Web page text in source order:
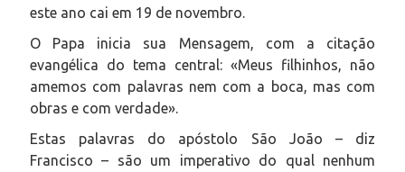
este ano cai em 19 de novembro.
O Papa inicia sua Mensagem, com a citação
evangélica do tema central: «Meus filhinhos, não
amemos com palavras nem com a boca, mas com
obras e com verdade».
Estas palavras do apóstolo São João – diz
Francisco – são um imperativo do qual nenhum